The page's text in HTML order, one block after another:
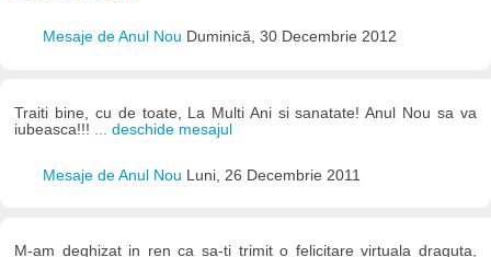
Mesaje de Anul Nou Duminică, 30 Decembrie 2012
Traiti bine, cu de toate, La Multi Ani si sanatate! Anul Nou sa va
iubeasca!!!
... deschide mesajul
Mesaje de Anul Nou Luni, 26 Decembrie 2011
M-am deghizat in ren ca sa-ti trimit o felicitare virtuala draguta,